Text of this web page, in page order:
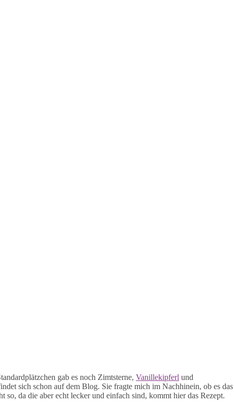
gab es noch Zimtsterne, Vanillekipferl und
sich schon auf dem Blog. Sie fragte mich im Nachhinein, ob es das
da die aber echt lecker und einfach sind, kommt hier das Rezept.